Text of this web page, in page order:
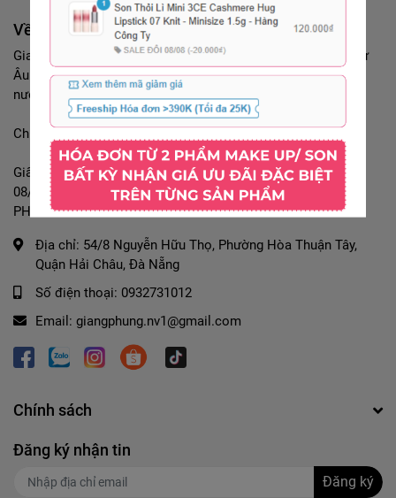
Về chúng tôi
Giang Phung Authentic - Hơn 12 năm bán hàng chính hãng từ
Âu Mỹ Chuyên cung cấp các sản phẩm: mỹ phẩm làm đẹp,
nước hoa,...
Chủ sở hữu: Phùng Thị Hương Giang
Giấy chứng nhận ĐKKD số: 8334662582 được cấp ngày
08/01/2026 tại PHÒNG KINH TẾ, HẠ TẦNG VÀ ĐÔ THỊ
PHƯỜNG HÒA CƯỜNG
Địa chỉ: 54/8 Nguyễn Hữu Thọ, Phường Hòa Thuận Tây,
Quận Hải Châu, Đà Nẵng
Số điện thoại: 0932731012
Email: giangphung.nv1@gmail.com
Chính sách
Đăng ký nhận tin
Đăng ký